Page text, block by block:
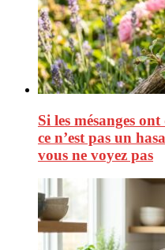
Si les mésanges
ce n’est pas un
vous ne voyez pas